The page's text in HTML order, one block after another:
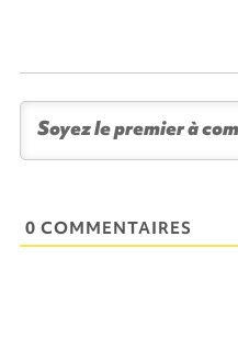
0 COMMENTAIRES